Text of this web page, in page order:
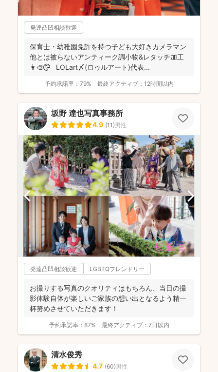
発達凸凹相談歓迎
保育士・幼稚園免許を持つ子ども大好きカメラマン
他とは被らないアンティーク調小物&レタッチ加工
👩‍🎨🎨 LOLart〆(ロゥルアート)代表...
予約承諾率： 79% 最終アクティブ： 12時間以内
坂野 達也写真事務所
4.9 (11)男性
発達凸凹相談歓迎 LGBTQフレンドリー
お撮りする写真のクオリティはもちろん、当日の撮
影体験自体が楽しいご家族の想い出となるよう精一
杯努めさせていただきます！
予約承諾率： 87% 最終アクティブ： 7日以内
清水俊秀
4.7 (60)男性